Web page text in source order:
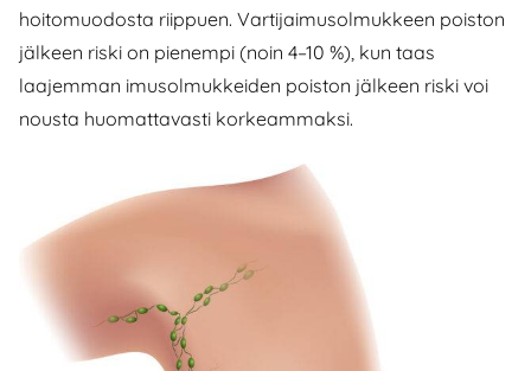
hoitomuodosta riippuen. Vartijaimusolmukkeen poiston
jälkeen riski on pienempi (noin 4–10 %), kun taas
laajemman imusolmukkeiden poiston jälkeen riski voi
nousta huomattavasti korkeammaksi.